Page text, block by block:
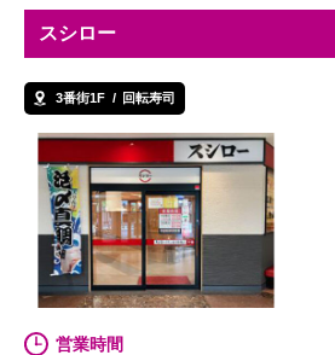
スシロー
3番街1F 回転寿司
営業時間